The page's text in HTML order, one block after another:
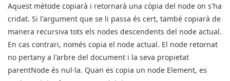
Aquest mètode copiarà i retornarà una còpia del node on s'ha
cridat. Si l'argument que se li passa és cert, també copiarà de
manera recursiva tots els nodes descendents del node actual.
En cas contrari, només copia el node actual. El node retornat
no pertany a l'arbre del document i la seva propietat
parentNode és nul·la. Quan es copia un node Element, es